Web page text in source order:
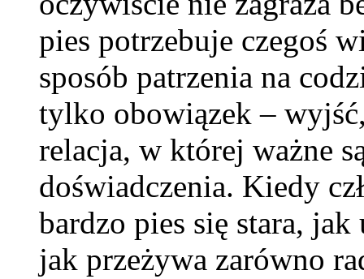
pies potrzebuje czegoś
sposób patrzenia na
tylko obowiązek –
relacja, w której ważne
doświadczenia. Kiedy
bardzo pies się stara,
jak przeżywa zarówno